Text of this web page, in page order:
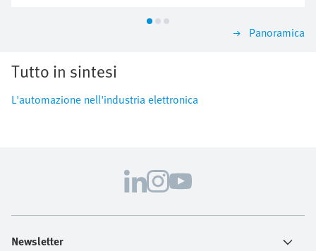
Panoramica
Tutto in sintesi
L'automazione nell'industria elettronica
Newsletter